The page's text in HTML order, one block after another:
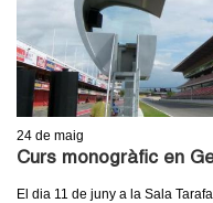
24 de maig
Curs monogràfic en
El dia 11 de juny a la Sala